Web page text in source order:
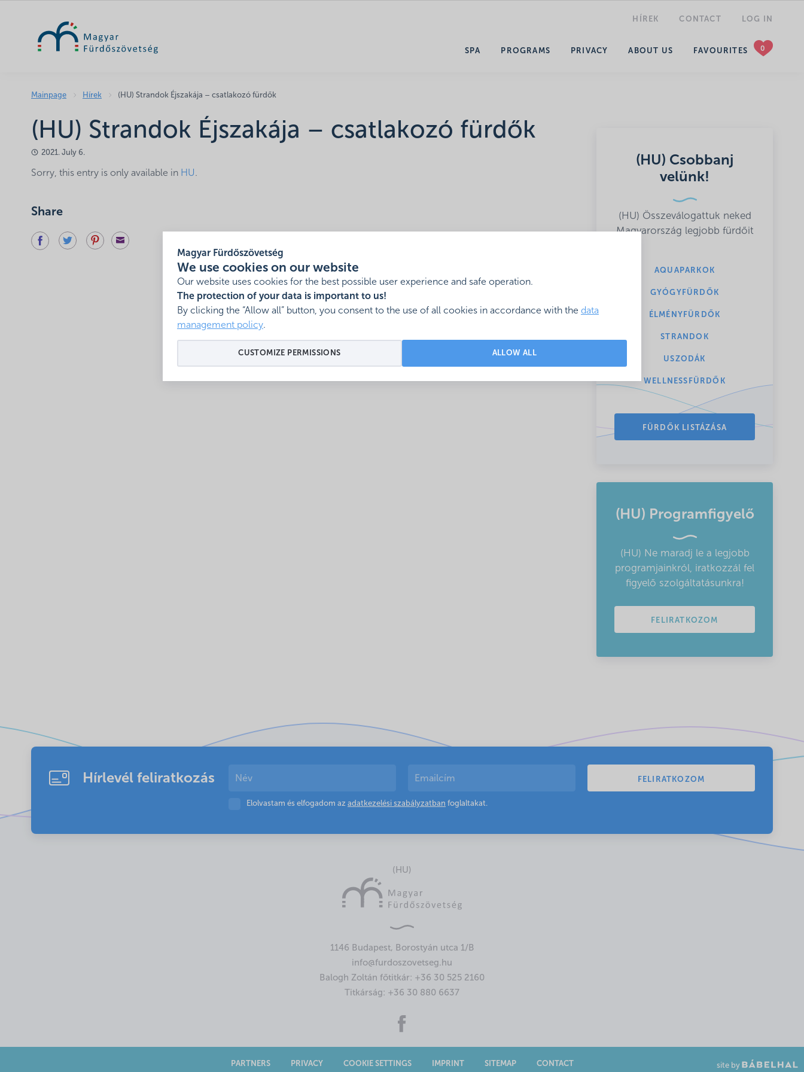
Magyar Fürdőszövetség
We use cookies on our website
Our website uses cookies for the best possible user experience and safe operation.
The protection of your data is important to us!
By clicking the “Allow all” button, you consent to the use of all cookies in accordance with the data
management policy.
ALLOW ALL
CUSTOMIZE PERMISSIONS
HÍREK CONTACT LOG IN
SPA PROGRAMS PRIVACY ABOUT US FAVOURITES
Mainpage Hírek (HU) Strandok Éjszakája – csatlakozó fürdők
(HU) Strandok Éjszakája – csatlakozó fürdők
2021. July 6.
Sorry, this entry is only available in HU.
Share
(HU) Csobbanj
velünk!
(HU) Összeválogattuk neked
Magyarország legjobb fürdőit
AQUAPARKOK
GYÓGYFÜRDŐK
ÉLMÉNYFÜRDŐK
STRANDOK
USZODÁK
WELLNESSFÜRDŐK
FÜRDŐK LISTÁZÁSA
(HU) Programfigyelő
(HU) Ne maradj le a legjobb
programjainkról, iratkozzál fel
figyelő szolgáltatásunkra!
FELIRATKOZOM
Hírlevél feliratkozás
Elolvastam és elfogadom az adatkezelési szabályzatban foglaltakat.
(HU)
1146 Budapest, Borostyán utca 1/B
info@furdoszovetseg.hu
Balogh Zoltán főtitkár: +36 30 525 2160
Titkárság: +36 30 880 6637
PARTNERS PRIVACY COOKIE SETTINGS IMPRINT SITEMAP CONTACT site by